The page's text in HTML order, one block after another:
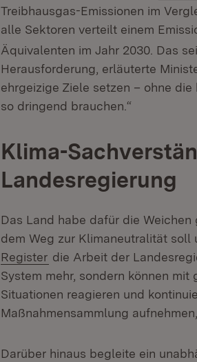
Treibhausgas-Emissionen im
alle Sektoren verteilt einem
Äquivalenten im Jahr 2030. Das
Herausforderung, erläuterte
ehrgeizige Ziele setzen – ohne
so dringend brauchen.“
Klima-
Landesregierung
Das Land habe dafür die
dem Weg zur Klimaneutralität soll
Register die Arbeit der
System mehr, sondern können
Situationen reagieren und
Maßnahmensammlung
Darüber hinaus begleite ein